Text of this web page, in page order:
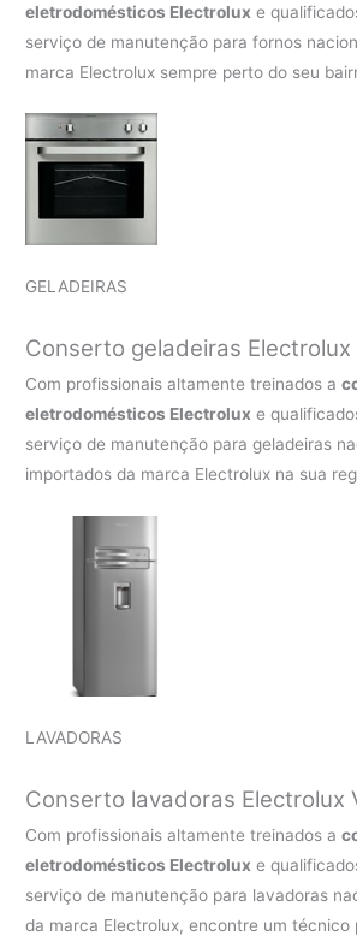
eletrodomésticos Electrolux e
serviço de manutenção para fornos
marca Electrolux sempre perto do seu
GELADEIRAS
Conserto geladeiras Electrolux
Com profissionais altamente treinados a
eletrodomésticos Electrolux e
serviço de manutenção para geladeiras
importados da marca Electrolux na sua
LAVADORAS
Conserto lavadoras Electrolux
Com profissionais altamente treinados a
eletrodomésticos Electrolux e
serviço de manutenção para lavadoras
da marca Electrolux, encontre um técnico